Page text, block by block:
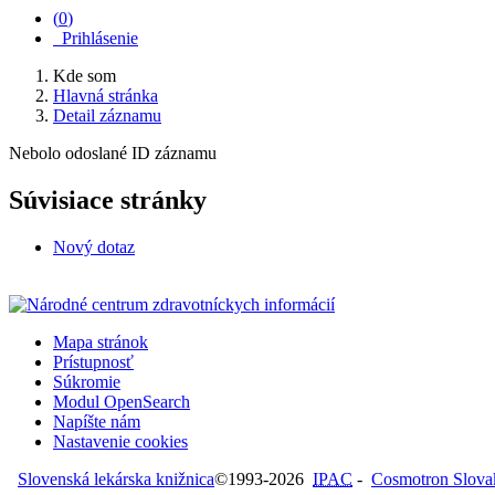
(0)
Prihlásenie
Kde som
Hlavná stránka
Detail záznamu
Nebolo odoslané ID záznamu
Súvisiace stránky
Nový dotaz
Mapa stránok
Prístupnosť
Súkromie
Modul OpenSearch
Napíšte nám
Nastavenie cookies
Slovenská lekárska knižnica©1993-2026 IPAC - Cosmotron